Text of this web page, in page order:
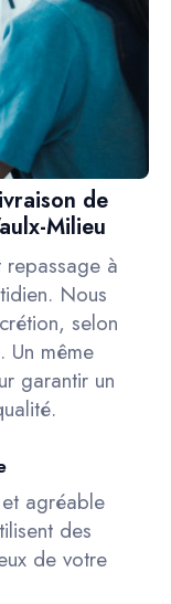
de
Milieu
à
Nous
selon
Un même
garantir un
agréable
des
de votre